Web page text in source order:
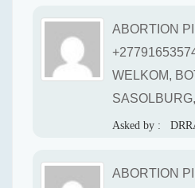
ABORTION
WELKOM,
Asked by :
ABORTION